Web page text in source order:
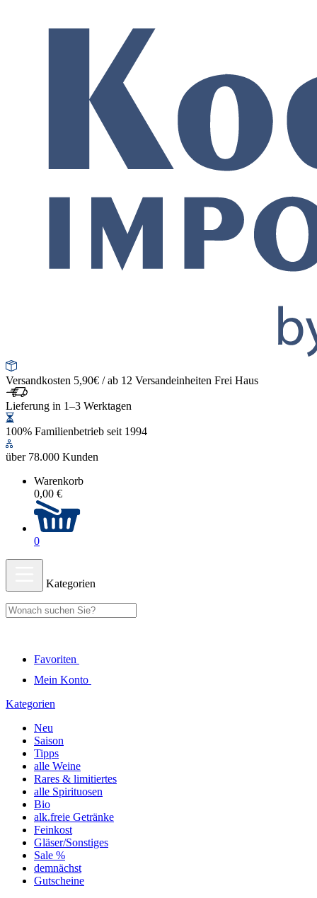
Versandkosten 5,90€ / ab 12 Versandeinheiten Frei Haus
Lieferung in 1–3 Werktagen
100% Familienbetrieb seit 1994
über 78.000 Kunden
Warenkorb
0,00 €
0
Kategorien
Favoriten
Mein Konto
Kategorien
Neu
Saison
Tipps
alle Weine
Rares & limitiertes
alle Spirituosen
Bio
alk.freie Getränke
Feinkost
Gläser/Sonstiges
Sale %
demnächst
Gutscheine